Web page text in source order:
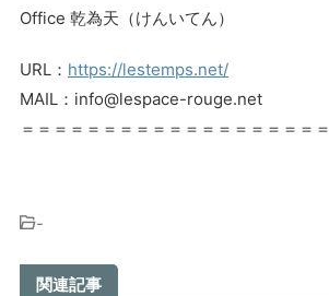
Office 乾為天（けんいてん）
URL： https://lestemps.net/
MAIL：info@lespace-rouge.net
＝＝＝＝＝＝＝＝＝＝＝＝＝＝＝＝＝＝＝
-
関連記事